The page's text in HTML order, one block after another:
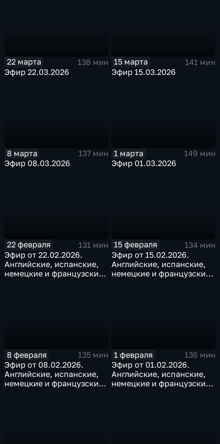
22 марта
138 мин
Эфир 22.03.2026
15 марта
141 мин
Эфир 15.03.2026
8 марта
137 мин
Эфир 08.03.2026
1 марта
149 мин
Эфир 01.03.2026
22 февраля
131 мин
Эфир от 22.02.2026.
Английские, испанские,
немецкие и французские
15 февраля
134 мин
Эфир от 15.02.2026.
Английские, испанские,
немецкие и французские
8 февраля
135 мин
Эфир от 08.02.2026.
Английские, испанские,
немецкие и французские
1 февраля
136 мин
Эфир от 01.02.2026.
Английские, испанские,
немецкие и французские